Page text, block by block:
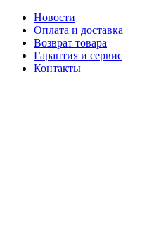
Новости
Оплата и доставка
Возврат товара
Гарантия и сервис
Контакты